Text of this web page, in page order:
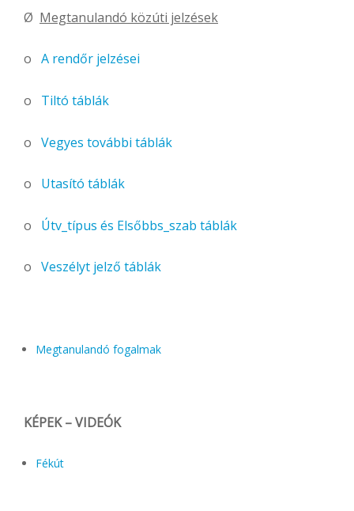
Ø Megtanulandó közúti jelzések
o A rendőr jelzései
o Tiltó táblák
o Vegyes további táblák
o Utasító táblák
o Útv_típus és Elsőbbs_szab táblák
o Veszélyt jelző táblák
Megtanulandó fogalmak
KÉPEK – VIDEÓK
Fékút